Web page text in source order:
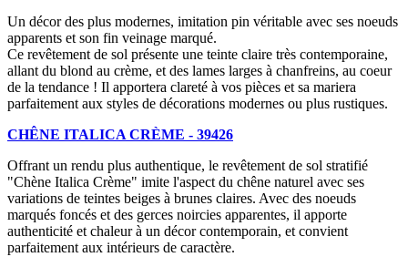
Un décor des plus modernes, imitation pin véritable avec ses noeuds
apparents et son fin veinage marqué.
Ce revêtement de sol présente une teinte claire très contemporaine,
allant du blond au crème, et des lames larges à chanfreins, au coeur
de la tendance ! Il apportera clareté à vos pièces et sa mariera
parfaitement aux styles de décorations modernes ou plus rustiques.
CHÊNE ITALICA CRÈME - 39426
Offrant un rendu plus authentique, le revêtement de sol stratifié
"Chène Italica Crème" imite l'aspect du chêne naturel avec ses
variations de teintes beiges à brunes claires. Avec des noeuds
marqués foncés et des gerces noircies apparentes, il apporte
authenticité et chaleur à un décor contemporain, et convient
parfaitement aux intérieurs de caractère.